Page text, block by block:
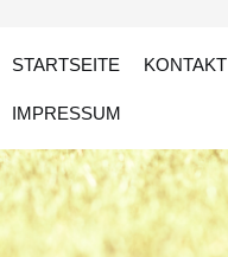
STARTSEITE KONTAKT
IMPRESSUM